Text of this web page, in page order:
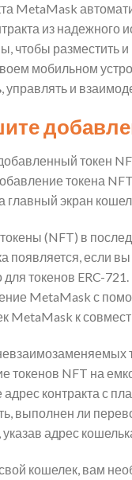
MetaMask
из надежного
чтобы разместить
мобильном
управлять и
токен
токена
главный экран
(NFT) в
появляется, если
для токенов ERC-
MetaMask с
MetaMask к
токенов NFT на
контракта с
выполнен ли
адрес
кошелек, вам